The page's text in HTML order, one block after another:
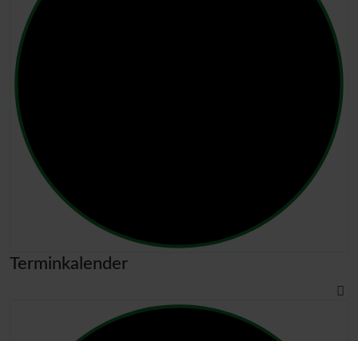
Terminkalender